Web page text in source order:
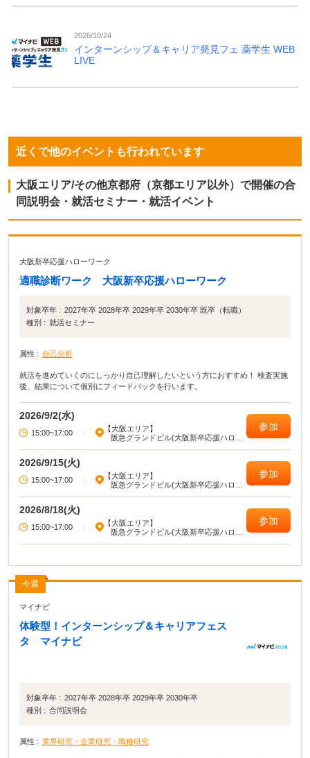
2026/10/24
インターンシップ＆キャリア発見フェ 薬学生 WEB
LIVE
近くで他のイベントも行われています
大阪エリア/その他京都府（京都エリア以外）で開催の合
同説明会・就活セミナー・就活イベント
大阪新卒応援ハローワーク
適職診断ワーク 大阪新卒応援ハローワーク
対象卒年 : 2027年卒 2028年卒 2029年卒 2030年卒 既卒（転職）
種別 : 就活セミナー
属性 : 自己分析
就活を進めていくのにしっかり自己理解したいという方におすすめ！ 検査実施
後、結果について個別にフィードバックを行います。
2026/9/2(水)
15:00~17:00 |
【大阪エリア】
阪急グランドビル(大阪新卒応援ハロー
参加
2026/9/15(火)
15:00~17:00 |
【大阪エリア】
阪急グランドビル(大阪新卒応援ハロー
参加
2026/8/18(火)
15:00~17:00 |
【大阪エリア】
阪急グランドビル(大阪新卒応援ハロー
参加
今週
マイナビ
体験型！インターンシップ＆キャリアフェス
タ マイナビ
対象卒年 : 2027年卒 2028年卒 2029年卒 2030年卒
種別 : 合同説明会
属性 : 業界研究・企業研究・職種研究